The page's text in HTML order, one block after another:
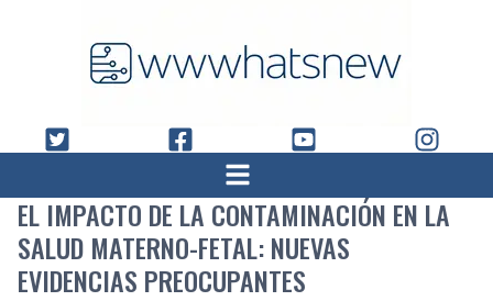
EL IMPACTO DE LA CONTAMINACIÓN EN LA
SALUD MATERNO-FETAL: NUEVAS
EVIDENCIAS PREOCUPANTES